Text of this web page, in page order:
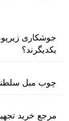
یکدیگرند؟
چوب مبل
مرجع خرید